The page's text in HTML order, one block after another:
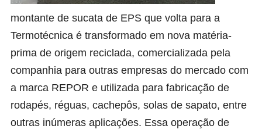
montante de sucata de EPS que volta para a
Termotécnica é transformado em nova matéria-
prima de origem reciclada, comercializada pela
companhia para outras empresas do mercado com
a marca REPOR e utilizada para fabricação de
rodapés, réguas, cachepôs, solas de sapato, entre
outras inúmeras aplicações. Essa operação de